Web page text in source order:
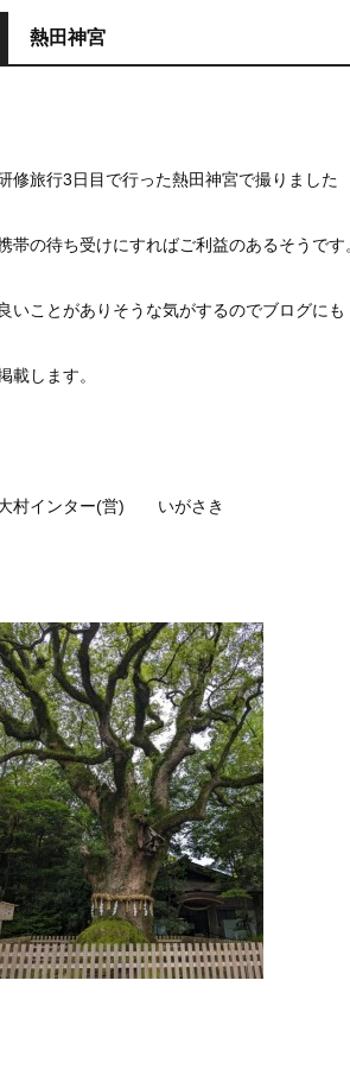
熱田神宮
修旅行3日目で行った熱田神宮で撮りました
帯の待ち受けにすればご利益のあるそうです
良いことがありそうな気がするのでブログにも
載します。
村インター(営) いがさき